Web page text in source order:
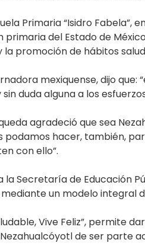
Primaria “Isidro
primaria del Estado de
promoción de hábitos
mexiquense, dijo
duda alguna a los
agradeció que sea
hacer, también,
con ello”.
la Secretaría de Educación
un modelo
Vive Feliz”, permite
de ser parte